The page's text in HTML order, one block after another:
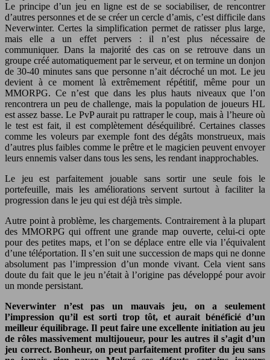
Le principe d’un jeu en ligne est de se sociabiliser, de rencontrer
d’autres personnes et de se créer un cercle d’amis, c’est difficile dans
Neverwinter. Certes la simplification permet de ratisser plus large,
mais elle a un effet pervers : il n’est plus nécessaire de
communiquer. Dans la majorité des cas on se retrouve dans un
groupe créé automatiquement par le serveur, et on termine un donjon
de 30-40 minutes sans que personne n’ait décroché un mot. Le jeu
devient à ce moment là extrêmement répétitif, même pour un
MMORPG. Ce n’est que dans les plus hauts niveaux que l’on
rencontrera un peu de challenge, mais la population de joueurs HL
est assez basse. Le PvP aurait pu rattraper le coup, mais à l’heure où
le test est fait, il est complètement déséquilibré. Certaines classes
comme les voleurs par exemple font des dégâts monstrueux, mais
d’autres plus faibles comme le prêtre et le magicien peuvent envoyer
leurs ennemis valser dans tous les sens, les rendant inapprochables.
Le jeu est parfaitement jouable sans sortir une seule fois le
portefeuille, mais les améliorations servent surtout à faciliter la
progression dans le jeu qui est déjà très simple.
Autre point à problème, les chargements. Contrairement à la plupart
des MMORPG qui offrent une grande map ouverte, celui-ci opte
pour des petites maps, et l’on se déplace entre elle via l’équivalent
d’une téléportation. Il s’en suit une succession de maps qui ne donne
absolument pas l’impression d’un monde vivant. Cela vient sans
doute du fait que le jeu n’était à l’origine pas développé pour avoir
un monde persistant.
Neverwinter n’est pas un mauvais jeu, on a seulement
l’impression qu’il est sorti trop tôt, et aurait bénéficié d’un
meilleur équilibrage. Il peut faire une excellente initiation au jeu
de rôles massivement multijoueur, pour les autres il s’agit d’un
jeu correct. Bonheur, on peut parfaitement profiter du jeu sans